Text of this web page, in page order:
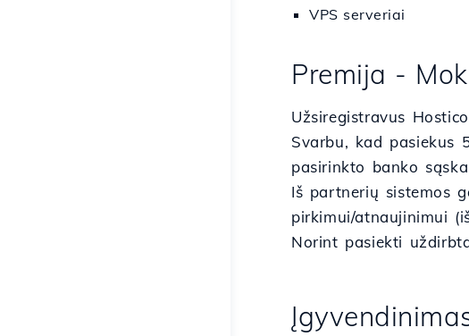
VPS serveriai
Premija -
Užsiregistravus
Svarbu, kad pasiekus
pasirinkto banko
Iš partnerių sistemos
pirkimui/atnaujinimui
Norint pasiekti